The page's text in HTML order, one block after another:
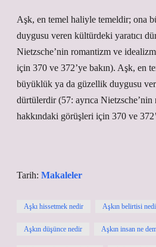
Aşk, en temel haliyle temeldir; ona
duygusu veren kültürdeki yaratıcı
Nietzsche’nin romantizm ve
için 370 ve 372’ye bakın). Aşk, en
büyüklük ya da güzellik duygusu
dürtülerdir (57: ayrıca
hakkındaki görüşleri için 370 ve
Tarih: Makaleler
Aşkı hissetmek nedir Aşkın belirtisi
Aşkın düşünce nedir Aşkın insan ne